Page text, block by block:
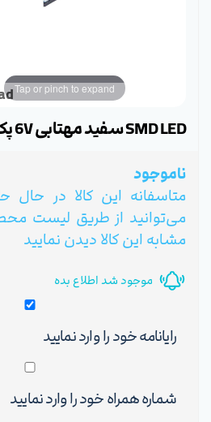
Tap or pinch to expand
SMD LED سفید مهتابی 6V پکیج 3030
ناموجود
متاسفانه این کالا در
می‌توانید از طریق لیست
مشابه این کالا دیدن نمایید
موجود شد اطلاع بده